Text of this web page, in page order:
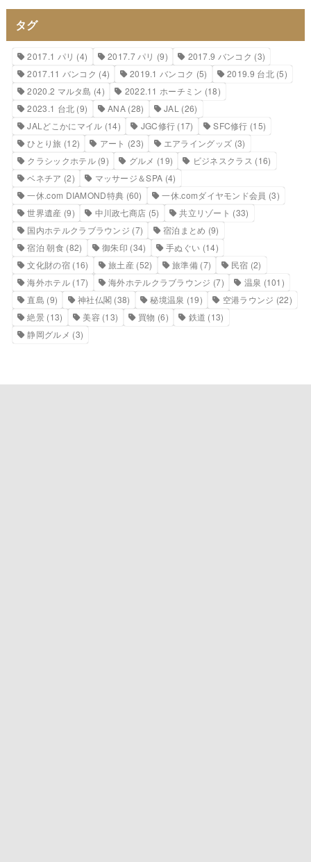
タグ
2017.1 パリ (4) 2017.7 パリ (9) 2017.9 バンコク (3)
2017.11 バンコク (4) 2019.1 バンコク (5) 2019.9 台北(5)
2020.2 マルタ島 (4) 2022.11 ホーチミン (18)
2023.1 台北 (9) ANA(28) JAL (26)
JALどこかにマイル (14) JGC修行 (17) SFC修行 (15)
ひとり旅 (12) アート (23) エアライングッズ (3)
クラシックホテル(9) グルメ (19) ビジネスクラス (16)
ベネチア (2) マッサージ＆SPA (4)
一休.com DIAMOND特典 (60) 一休.comダイヤモンド会員 (3)
世界遺産 (9) 中川政七商店 (5) 共立リゾート (33)
国内ホテルクラブラウンジ (7) 宿泊まとめ (9)
宿泊 朝食 (82) 御朱印 (34) 手ぬぐい (14)
文化財の宿(16) 旅土産 (52) 旅準備 (7) 民宿 (2)
海外ホテル(17) 海外ホテルクラブラウンジ (7) 温泉 (101)
直島 (9) 神社仏閣 (38) 秘境温泉 (19) 空港ラウンジ (22)
絶景 (13) 美容 (13) 買物 (6) 鉄道 (13)
静岡グルメ (3)